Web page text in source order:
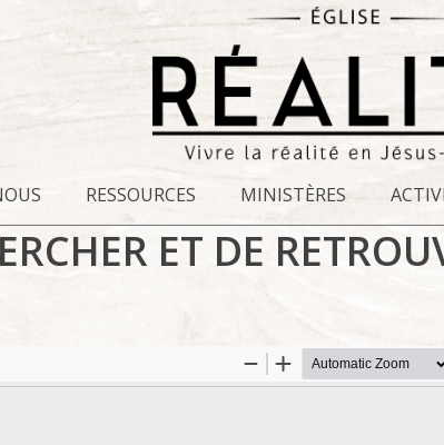
RESSOURCES MINISTÈRES
ET DE